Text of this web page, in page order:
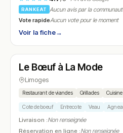
RANKEAT
Aucun avis par la
Vote rapideAucun vote pour le moment
Voir la fiche→
N° 13
Le Bœuf à La Mode
Limoges
Restaurant de viandes Grillades
Cote de boeuf Entrecote Veau
Livraison :Non renseignée
Réservation en ligne :Non renseignée